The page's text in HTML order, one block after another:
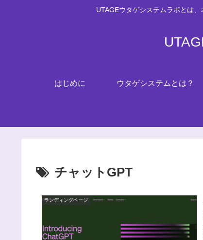
UTAGEウタゲシステムラボとは
はじめに ウタゲシステムとは？
チャットGPT
ランディングページ